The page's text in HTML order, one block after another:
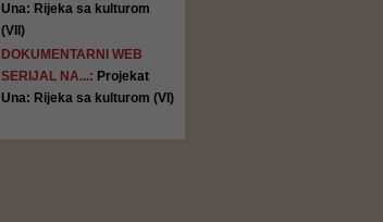
Una: Rijeka sa kulturom
(VII)
DOKUMENTARNI WEB
SERIJAL NA...: Projekat
Una: Rijeka sa kulturom (VI)